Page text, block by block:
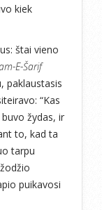
kiek
štai vieno
E-Šarif
paklaustasis
“Kas
žydas, ir
to, kad ta
tarpu
puikavosi